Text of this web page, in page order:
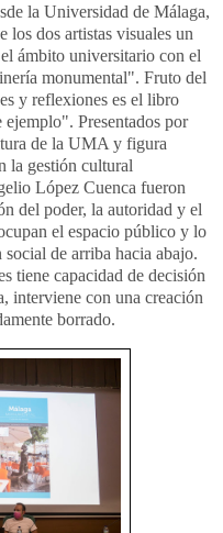
la Universidad de Málaga,
los dos artistas visuales un
ámbito universitario con el
monumental". Fruto del
y reflexiones es el libro
Presentados por
de la UMA y figura
la gestión cultural
López Cuenca fueron
del poder, la autoridad y el
el espacio público y lo
de arriba hacia abajo.
tiene capacidad de decisión
interviene con una creación
borrado.